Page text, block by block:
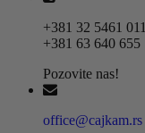
+381 32 5461 011
+381 63 640 655
Pozovite nas!
office@cajkam.rs